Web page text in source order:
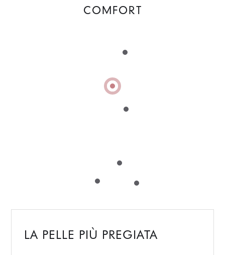
COMFORT
LA PELLE PIÙ PREGIATA